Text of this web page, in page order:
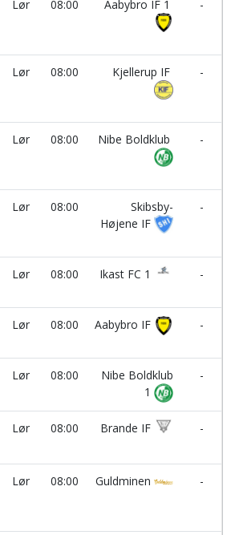
Lør 08:00 Aabybro IF 1
-
Lør 08:00 Kjellerup IF
-
Lør 08:00 Nibe Boldklub -
Lør 08:00
Skibsby-
Højene IF
-
Lør 08:00 Ikast FC 1 -
Lør 08:00 Aabybro IF -
Lør 08:00
Nibe Boldklub
1
-
Lør 08:00 Brande IF
-
Lør 08:00 Guldminen -